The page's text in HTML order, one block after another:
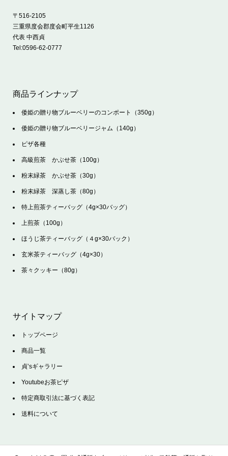
〒516-2105
三重県度会郡度会町平生1126
代表 中西貞
Tel:0596-62-0777
商品ラインナップ
倭姫の贈り物ブルーベリーのコンポート（350g）
倭姫の贈り物ブルーベリージャム（140g）
ピザ各種
高級煎茶 かぶせ茶（100g）
粉末緑茶 かぶせ茶（30g）
粉末緑茶 深蒸し茶（80g）
特上煎茶ティーバッグ（4g×30バッグ）
上煎茶（100g）
ほうじ茶ティーバッグ（４g×30バック）
玄米茶ティーバッグ（4g×30）
茶々クッキー（80g）
サイトマップ
トップページ
商品一覧
貞’sギャラリー
Youtubeお茶ピザ
特定商取引法に基づく表記
送料について